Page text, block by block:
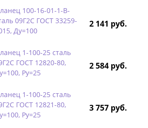
100-16-01-1-B-
09Г2С ГОСТ 33259-
Ду=100
2 141 руб.
1-100-25 сталь
ГОСТ 12820-80,
Ру=25
2 584 руб.
1-100-25 сталь
ГОСТ 12821-80,
Ру=25
3 757 руб.